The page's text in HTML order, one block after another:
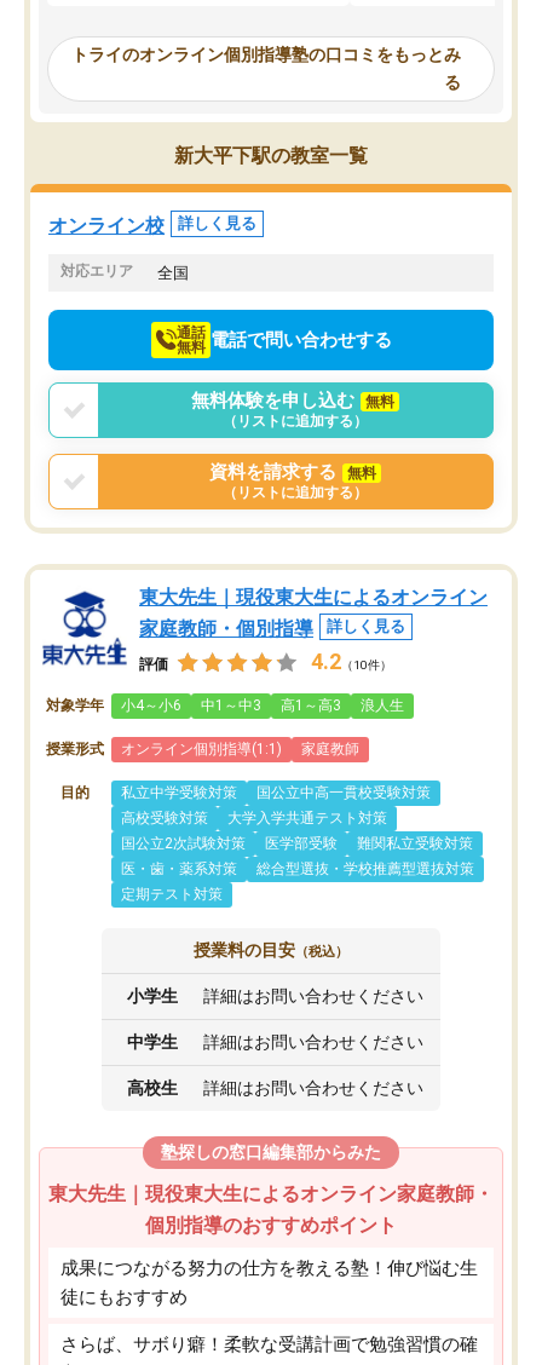
ったんですが、学生の先生から学ぶこ
み、徐々に成績が上がったらいいなと
思っていました。何が今足りないのか
を的確に指導いただき、子どももびっ
くりするほど楽しんでやる気を持って
塾を受けています。狙い通り、少しず
つ成績も上がり、苦手意識も無くなっ
てきたので、さらに苦手な数学も追加
でお願いしました。来年の高校受験に
らないところをピンポイ
頂いて、とてもわかり
していました。一生を
スト、多少お金がかかっ
思い切って入塾してよか
トライのオンライン個別指導塾の口コミをもっとみ
る
新大平下駅の教室一覧
オンライン校 詳しく見る
対応エリア 全国
通話
無料 電話で問い合わせする
無料体験を申し込む
無料
（リストに追加する）
資料を請求する
無料
（リストに追加する）
東大先生｜現役東大生によるオンライン
家庭教師・個別指導
詳しく見る
評価 4.2 （10件）
対象学年 小4～小6 中1～中3 高1～高3 浪人生
授業形式 オンライン個別指導(1:1) 家庭教師
目的 私立中学受験対策
国公立中高一貫校受験対策
高校受験対策
大学入学共通テスト対策
国公立2次試験対策
医学部受験
難関私立受験対策
医・歯・薬系対策
総合型選抜・学校推薦型選抜対策
定期テスト対策
授業料の目安 （税込）
小学生 詳細はお問い合わせください
中学生 詳細はお問い合わせください
高校生 詳細はお問い合わせください
塾探しの窓口編集部からみた
東大先生｜現役東大生によるオンライン家庭教師・
個別指導のおすすめポイント
成果につながる努力の仕方を教える塾！伸び悩む生
徒にもおすすめ
さらば、サボり癖！柔軟な受講計画で勉強習慣の確